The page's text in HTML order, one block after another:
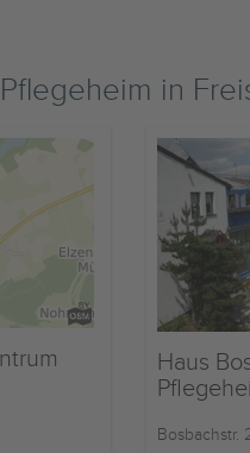
in
Haus
Bosbachstr.